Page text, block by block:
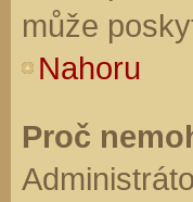
může
Nahoru
Proč